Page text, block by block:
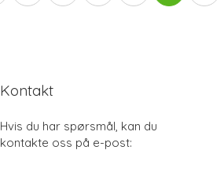
Kontakt
Hvis du har spørsmål, kan du
kontakte oss på e-post: